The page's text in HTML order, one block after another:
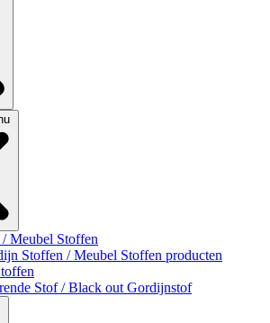
Meubel Stoffen
Stoffen / Meubel Stoffen producten
Stof / Black out Gordijnstof